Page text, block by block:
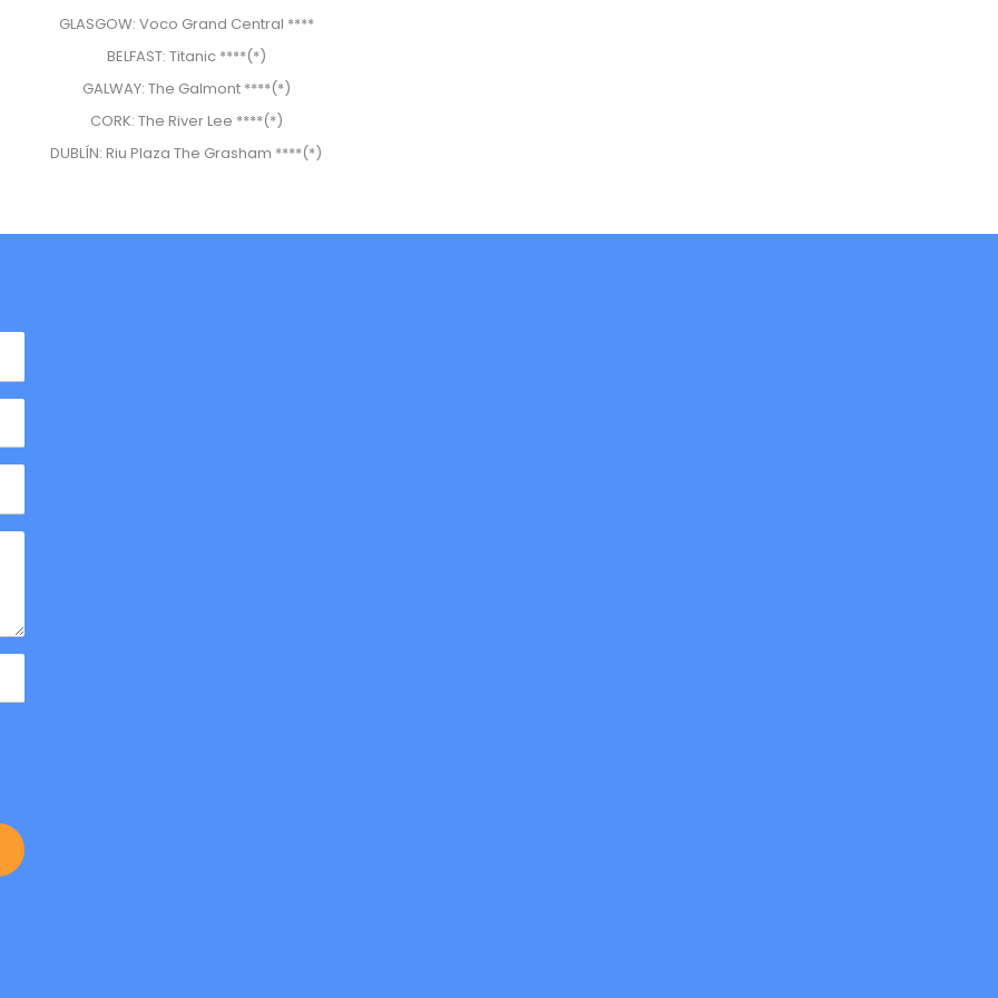
GLASGOW: Voco Grand Central ****
BELFAST: Titanic ****(*)
GALWAY: The Galmont ****(*)
CORK: The River Lee ****(*)
DUBLÍN: Riu Plaza The Grasham ****(*)